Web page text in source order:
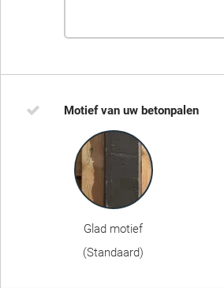
Motief van uw betonpalen
Glad motief
(Standaard)